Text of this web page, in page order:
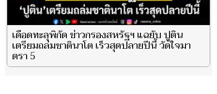
เดือดทะลุพิกัด ข่าวกรองสหรัฐฯ แฉยับ ปูติน
เตรียมถล่มชาตินาโต เร็วสุดปลายปีนี้ วัดใจมา
ตรา 5